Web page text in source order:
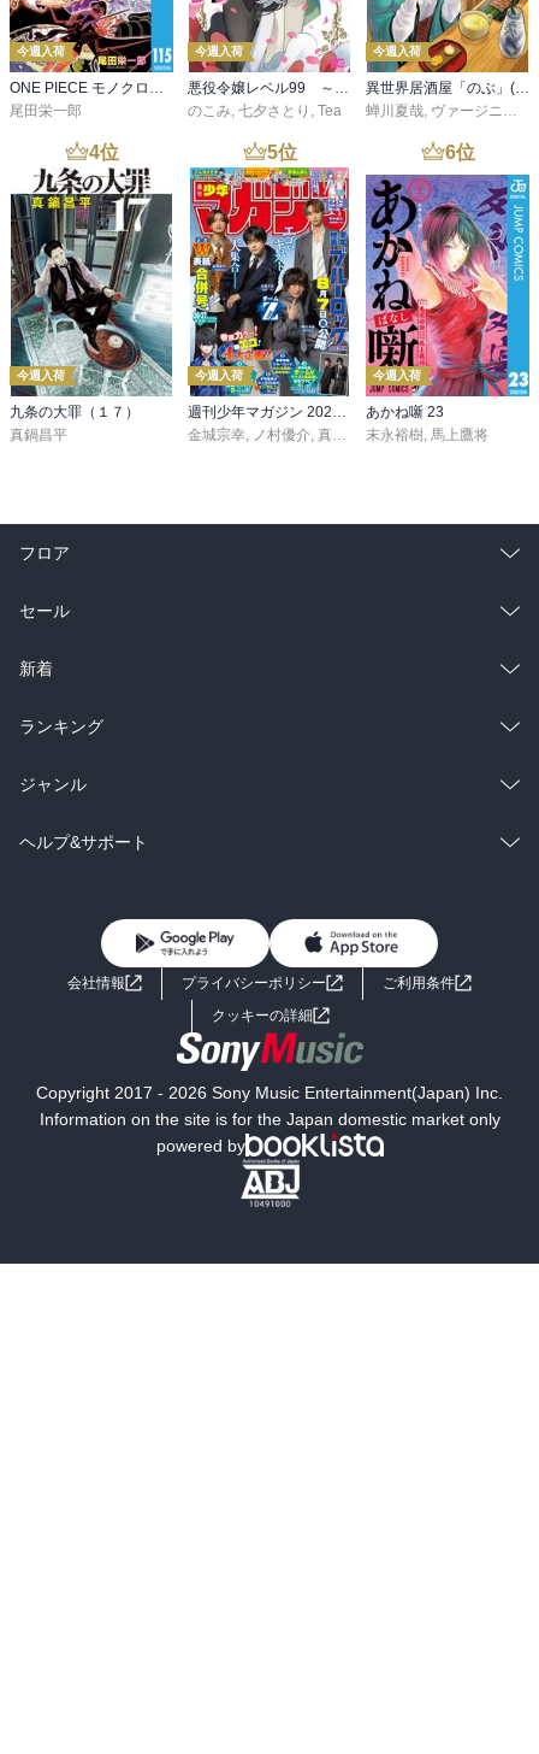
今週入荷
尾田栄一郎
今週入荷
のこみ 七夕さとり Tea
今週入荷
蝉川夏哉 ヴァージニア二等兵
4位
今週入荷
九条の大罪（１７）
真鍋昌平
5位
今週入荷
週刊少年マガジン 2026年36・37号[2026年8月5日発売]
金城宗幸, ノ村優介, 真島ヒロ ,宮島礼吏,新川直司
6位
今週入荷
あかね噺 23
末永裕樹, 馬上鷹将
フロア
総合
ラノベ
雑誌・グラビア
BL・TL
セール
総合
ラノベ
雑誌・グラビア
BL・TL
新着
総合
ラノベ
雑誌・グラビア
ランキング
総合
ラノベ
ジャンル
コミック
ライトノベル 男子向けラノベ
小説
海外小説
ミステリー SF
文学
ヘルプ&サポート
よくあるご質問 お問い合わせ
会社情報 プライバシーポリシー
ご利用条件
クッキーの詳細
Copyright 2017 - 2026 Sony Music Entertainment(Japan) Inc.
Information on the site is for the Japan domestic market only
powered by